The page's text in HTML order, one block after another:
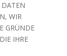
DATEN
WIR
GRÜNDE
IHRE